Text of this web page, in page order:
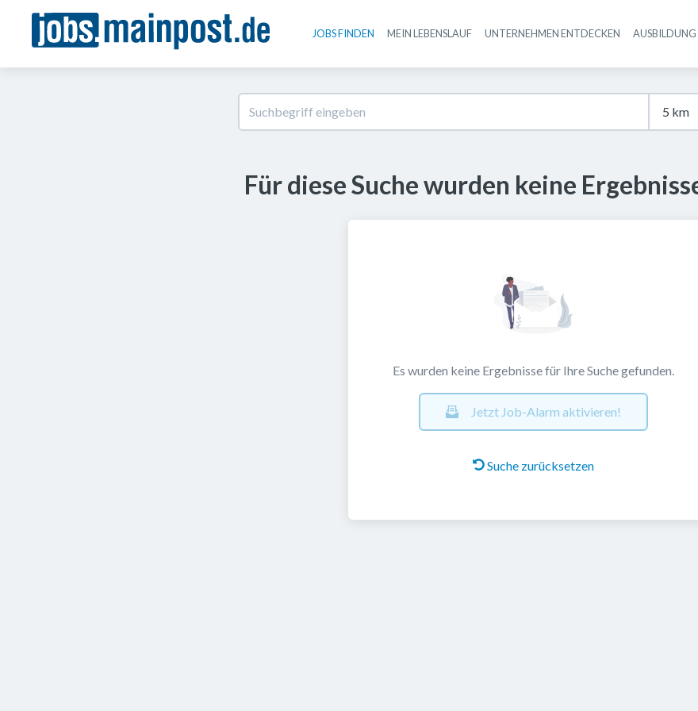
Haupt-Navigation
JOBS FINDEN MEIN LEBENSLAUF UNTERNEHMEN ENTDECKEN AUSBILDUNG
Für diese Suche wurden keine
Es wurden keine Ergebnisse für Ihre Suche gefunden.
Jetzt Job-Alarm aktivieren!
Suche zurücksetzen